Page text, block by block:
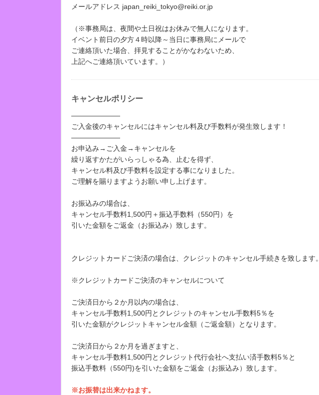
メールアドレス japan_reiki_tokyo@reiki.or.jp
（※事務局は、夜間や土日祝はお休みで無人になります。
イベント前日の夕方４時以降～当日に事務局にメールで
ご連絡頂いた場合、拝見することがかなわないため、
上記へご連絡頂いています。）
キャンセルポリシー
―――――――
ご入金後のキャンセルにはキャンセル料及び手数料が発生致します！
―――――――
お申込み→ご入金→キャンセルを
繰り返すかたがいらっしゃる為、止むを得ず、
キャンセル料及び手数料を設定する事になりました。
ご理解を賜りますようお願い申し上げます。
お振込みの場合は、
キャンセル手数料1,500円＋振込手数料（550円）を
引いた金額をご返金（お振込み）致します。
クレジットカードご決済の場合は、クレジットのキャンセル手続きを致します。
※クレジットカードご決済のキャンセルについて
ご決済日から２か月以内の場合は、
キャンセル手数料1,500円とクレジットのキャンセル手数料5％を
引いた金額がクレジットキャンセル金額（ご返金額）となります。
ご決済日から２か月を過ぎますと、
キャンセル手数料1,500円とクレジット代行会社へ支払い済手数料5％と
振込手数料（550円)を引いた金額をご返金（お振込み）致します。
※お振替は出来かねます。